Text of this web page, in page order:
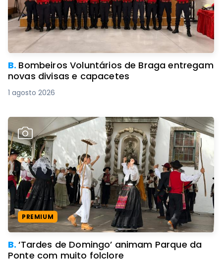
B. Bombeiros Voluntários de Braga entregam
novas divisas e capacetes
1 agosto 2026
PREMIUM
B.‘Tardes de Domingo’ animam Parque da
Ponte com muito folclore